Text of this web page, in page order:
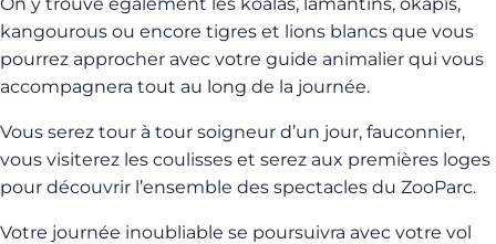
kangourous ou encore tigres et lions blancs que vous
pourrez approcher avec votre guide animalier qui vous
accompagnera tout au long de la journée.
Vous serez tour à tour soigneur d’un jour, fauconnier,
vous visiterez les coulisses et serez aux premières loges
pour découvrir l’ensemble des spectacles du ZooParc.
Votre journée inoubliable se poursuivra avec votre vol